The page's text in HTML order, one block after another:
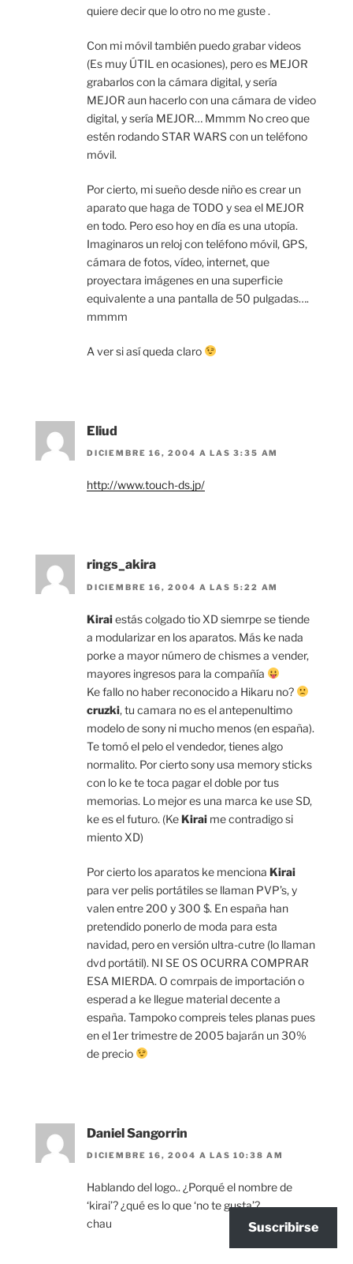
quiere decir que lo otro no me guste .
Con mi móvil también puedo grabar videos
(Es muy ÚTIL en ocasiones), pero es MEJOR
grabarlos con la cámara digital, y sería
MEJOR aun hacerlo con una cámara de video
digital, y sería MEJOR… Mmmm No creo que
estén rodando STAR WARS con un teléfono
móvil.
Por cierto, mi sueño desde niño es crear un
aparato que haga de TODO y sea el MEJOR
en todo. Pero eso hoy en día es una utopía.
Imaginaros un reloj con teléfono móvil, GPS,
cámara de fotos, vídeo, internet, que
proyectara imágenes en una superficie
equivalente a una pantalla de 50 pulgadas….
mmmm
A ver si así queda claro
Eliud
DICIEMBRE 16, 2004 A LAS 3:35 AM
http://www.touch-ds.jp/
rings_akira
DICIEMBRE 16, 2004 A LAS 5:22 AM
Kiraiestás colgado tio XD siemrpe se tiende
a modularizar en los aparatos. Más ke nada
porke a mayor número de chismes a vender,
mayores ingresos para la compañía
Ke fallo no haber reconocido a Hikaru no?
cruzki, tu camara no es el antepenultimo
modelo de sony ni mucho menos (en españa).
Te tomó el pelo el vendedor, tienes algo
normalito. Por cierto sony usa memory sticks
con lo ke te toca pagar el doble por tus
memorias. Lo mejor es una marca ke use SD,
ke es el futuro. (KeKirai me contradigo si
miento XD)
Por cierto los aparatos ke menciona Kirai
para ver pelis portátiles se llaman PVP’s, y
valen entre 200 y 300 $. En españa han
pretendido ponerlo de moda para esta
navidad, pero en versión ultra-cutre (lo llaman
dvd portátil). NI SE OS OCURRA COMPRAR
ESA MIERDA. O comrpais de importación o
esperad a ke llegue material decente a
españa. Tampoko compreis teles planas pues
en el 1er trimestre de 2005 bajarán un 30%
de precio
Daniel Sangorrin
DICIEMBRE 16, 2004 A LAS 10:38 AM
Hablando del logo.. ¿Porqué el nombre de
‘kirai’? ¿qué es lo que ‘no te gusta’?
chau
Suscribirse